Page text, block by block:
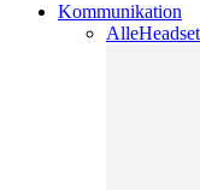
Kommunikation
AlleHeadset